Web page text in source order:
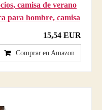
camisa de verano
para hombre, camisa
15,54 EUR
Comprar en Amazon